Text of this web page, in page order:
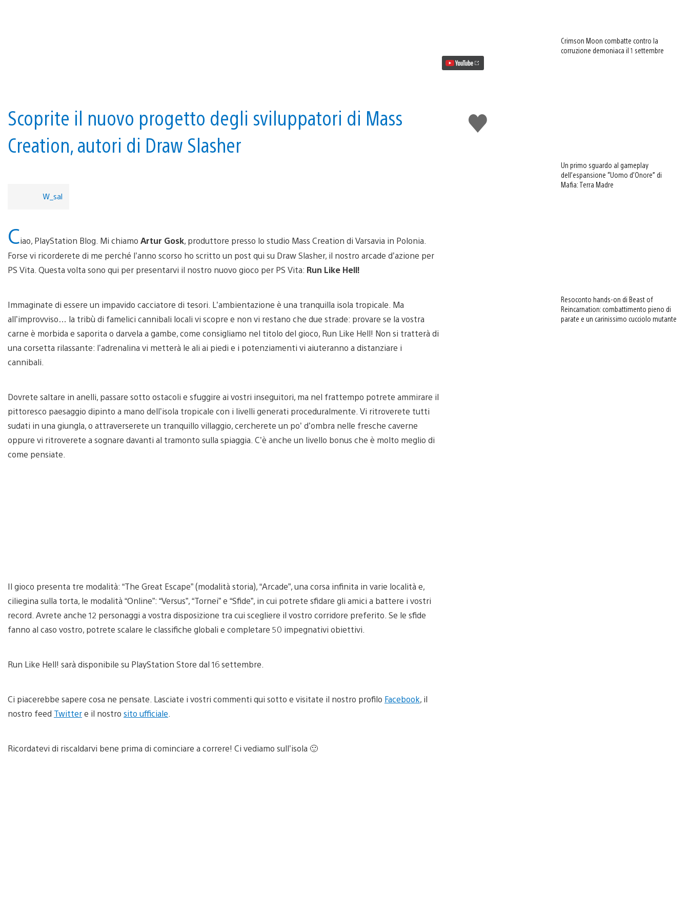
Mi
piace
Scoprite il nuovo progetto degli sviluppatori di Mass
Creation, autori di Draw Slasher
W_sal
Ciao, PlayStation Blog. Mi chiamo Artur Gosk, produttore presso lo studio Mass Creation di Varsavia in Polonia.
Forse vi ricorderete di me perché l’anno scorso ho scritto un post qui su Draw Slasher, il nostro arcade d’azione per
PS Vita. Questa volta sono qui per presentarvi il nostro nuovo gioco per PS Vita: Run Like Hell!
Immaginate di essere un impavido cacciatore di tesori. L’ambientazione è una tranquilla isola tropicale. Ma
all’improvviso… la tribù di famelici cannibali locali vi scopre e non vi restano che due strade: provare se la vostra
carne è morbida e saporita o darvela a gambe, come consigliamo nel titolo del gioco, Run Like Hell! Non si tratterà di
una corsetta rilassante: l’adrenalina vi metterà le ali ai piedi e i potenziamenti vi aiuteranno a distanziare i
cannibali.
Dovrete saltare in anelli, passare sotto ostacoli e sfuggire ai vostri inseguitori, ma nel frattempo potrete ammirare il
pittoresco paesaggio dipinto a mano dell’isola tropicale con i livelli generati proceduralmente. Vi ritroverete tutti
sudati in una giungla, o attraverserete un tranquillo villaggio, cercherete un po’ d’ombra nelle fresche caverne
oppure vi ritroverete a sognare davanti al tramonto sulla spiaggia. C’è anche un livello bonus che è molto meglio di
come pensiate.
Il gioco presenta tre modalità: “The Great Escape” (modalità storia), “Arcade”, una corsa infinita in varie località e,
ciliegina sulla torta, le modalità “Online”: “Versus”, “Tornei” e “Sfide”, in cui potrete sfidare gli amici a battere i vostri
record. Avrete anche 12 personaggi a vostra disposizione tra cui scegliere il vostro corridore preferito. Se le sfide
fanno al caso vostro, potrete scalare le classifiche globali e completare 50 impegnativi obiettivi.
Run Like Hell! sarà disponibile su PlayStation Store dal 16 settembre.
Ci piacerebbe sapere cosa ne pensate. Lasciate i vostri commenti qui sotto e visitate il nostro profilo Facebook, il
nostro feed Twittere il nostro sito ufficiale
Ricordatevi di riscaldarvi bene prima di cominciare a correre! Ci vediamo sull’isola 🙂
Crimson Moon combatte contro la
corruzione demoniaca il 1 settembre
Un primo sguardo al gameplay
dell’espansione “Uomo d’Onore” di
Mafia: Terra Madre
Resoconto hands-on di Beast of
Reincarnation: combattimento pieno di
parate e un carinissimo cucciolo mutante